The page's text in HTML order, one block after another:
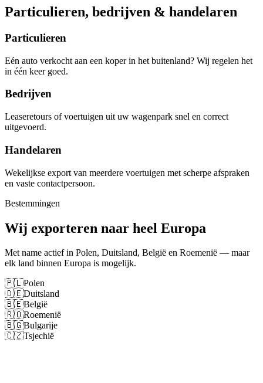
Particulieren, bedrijven & handelaren
Particulieren
Eén auto verkocht aan een koper in het buitenland? Wij regelen het
in één keer goed.
Bedrijven
Leaseretours of voertuigen uit uw wagenpark snel en correct
uitgevoerd.
Handelaren
Wekelijkse export van meerdere voertuigen met scherpe afspraken
en vaste contactpersoon.
Bestemmingen
Wij exporteren naar heel Europa
Met name actief in Polen, Duitsland, België en Roemenië — maar
elk land binnen Europa is mogelijk.
🇵🇱Polen
🇩🇪Duitsland
🇧🇪België
🇷🇴Roemenië
🇧🇬Bulgarije
🇨🇿Tsjechië